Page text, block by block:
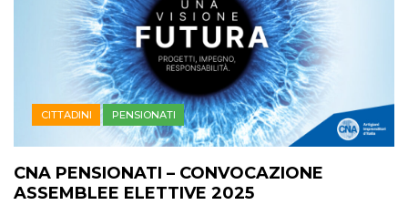
CITTADINI PENSIONATI
CNA PENSIONATI – CONVOCAZIONE
ASSEMBLEE ELETTIVE 2025